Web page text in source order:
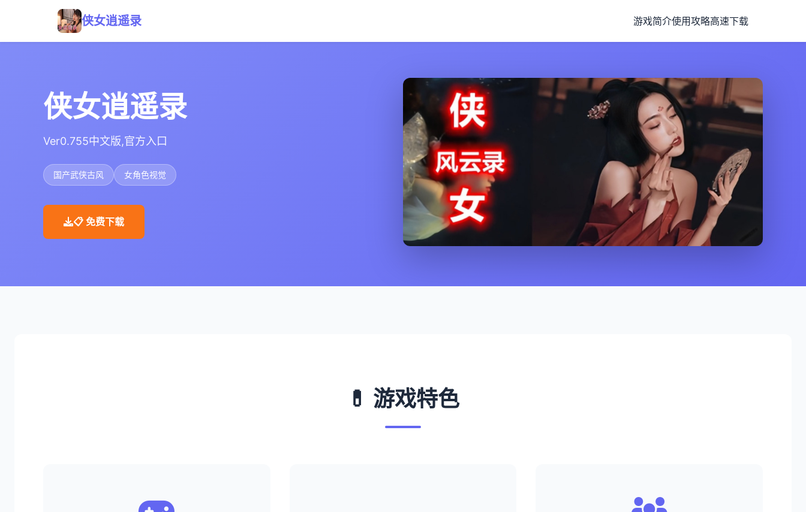
侠女逍遥录 游戏简介使用攻略高速下载
侠女逍遥录
Ver0.755中文版,官方入口
国产武侠古风 女角色视觉
📋 免费下载
💊 游戏特色